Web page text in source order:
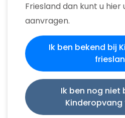
Friesland dan kunt u hier
aanvragen.
Ik ben bekend bij
Ik ben nog niet